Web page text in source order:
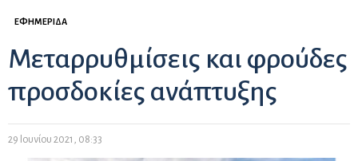
ΕΦΗΜΕΡΊΔΑ
Μεταρρυθμίσεις και φρούδες
προσδοκίες ανάπτυξης
29 Ιουνίου 2021, 08:33